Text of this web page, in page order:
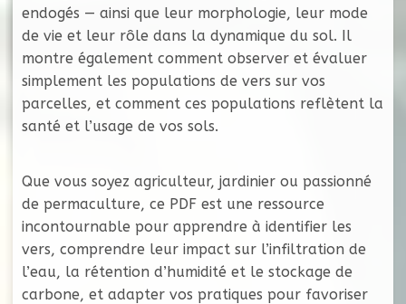
endogés — ainsi que leur morphologie, leur mode
de vie et leur rôle dans la dynamique du sol. Il
montre également comment observer et évaluer
simplement les populations de vers sur vos
parcelles, et comment ces populations reflètent la
santé et l’usage de vos sols.
Que vous soyez agriculteur, jardinier ou passionné
de permaculture, ce PDF est une ressource
incontournable pour apprendre à identifier les
vers, comprendre leur impact sur l’infiltration de
l’eau, la rétention d’humidité et le stockage de
carbone, et adapter vos pratiques pour favoriser